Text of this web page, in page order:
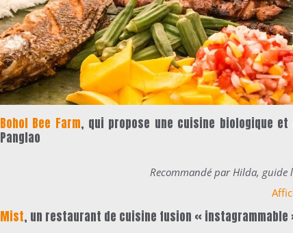
Bohol Bee Farm, qui propose une cuisine biologique
Panglao
Recommandé par Hilda, guide
Mist, un restaurant de cuisine fusion « instagrammable